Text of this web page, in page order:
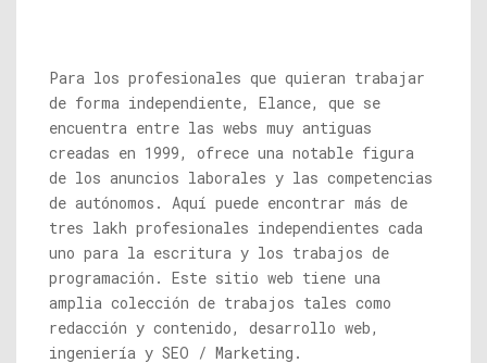
Para los profesionales que quieran trabajar
de forma independiente, Elance, que se
encuentra entre las webs muy antiguas
creadas en 1999, ofrece una notable figura
de los anuncios laborales y las competencias
de autónomos. Aquí puede encontrar más de
tres lakh profesionales independientes cada
uno para la escritura y los trabajos de
programación. Este sitio web tiene una
amplia colección de trabajos tales como
redacción y contenido, desarrollo web,
ingeniería y SEO / Marketing.